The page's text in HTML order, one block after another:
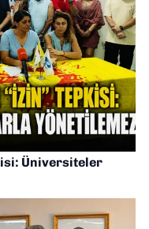
Üniversiteler